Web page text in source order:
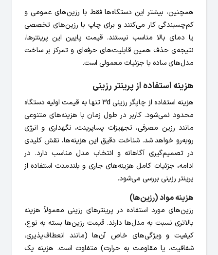
همچنین، بیشتر این دستگاه‌ها فقط با رزین‌های عمومی و
کم‌چسبندگی کار می‌کنند و برای چاپ با رزین‌های تخصصی
یا دمای بالا مناسب نیستند. قیمت پایین این پرینترها،
نتیجه‌ی حذف همین قابلیت‌های حرفه‌ای و تمرکز بر ساخت
مدل‌های ساده با جزئیات معمولی است.
هزینه استفاده از پرینتر رزینی
هزینه استفاده از چاپگر رزینی 3d تنها به قیمت اولیه دستگاه
محدود نمی‌شود. کاربر در طول زمان با هزینه‌های متنوعی
مانند رزین مصرفی، تجهیزات پساپرینت، نگهداری و انرژی
روبه‌رو خواهد شد. شناخت دقیق این هزینه‌ها، نقش کلیدی
در تصمیم‌گیری آگاهانه و انتخاب مدل مناسب دارد. در
ادامه، جزئیات کامل هزینه‌های جاری و بلندمدت استفاده از
پرینتر رزینی بررسی می‌شود.
هزینه مواد (رزین‌ها)
رزین‌های مورد استفاده در پرینترهای رزینی معمولاً هزینه
بالاتری نسبت به مدل‌ها دارند. قیمت رزین‌ها بسته به نوع،
کیفیت و ویژگی‌های خاص آن‌ها (مانند انعطاف‌پذیری،
شفافیت، یا مقاومت به حرارت) متفاوت است. هزینه یک